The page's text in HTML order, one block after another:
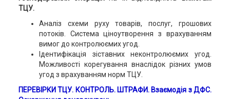
ТЦУ.
Аналіз схеми руху товарів, послуг, грошових
потоків. Система ціноутворення з врахуванням
вимог до контролюємих угод.
Ідентифікація зіставних неконтролюємих угод.
Можливості корегування внаслідок різних умов
угод з врахуванням норм ТЦУ.
ПЕРЕВІРКИ ТЦУ. КОНТРОЛЬ. ШТРАФИ. Взаємодія з ДФС.